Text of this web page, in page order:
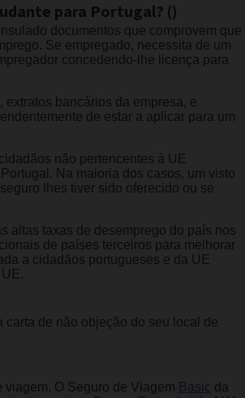
para Portugal? ()
documentos que comprovem que
Se empregado, necessita de um
concedendo-lhe licença para
bancários da empresa, e
de estar a aplicar para um
não pertencentes à UE
Na maioria dos casos, um visto
lhes tiver sido oferecido ou se
altas taxas de desemprego do país nos
de países terceiros para melhorar
a cidadãos portugueses e da UE
de não objeção do seu local de
O Seguro de Viagem Basic da